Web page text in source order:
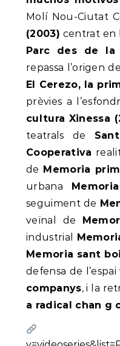
Molí Nou-Ciutat
(2003) centrat en
Parc des de la
repassa l’origen
El Cerezo, la
prèvies a
cultura Xinessa
teatrals de
Cooperativa
de Memoria
urbana
seguiment de
veïnal de
industrial
Memoria sant
defensa de
companys, i la
a radical chan g
Sant Boi -